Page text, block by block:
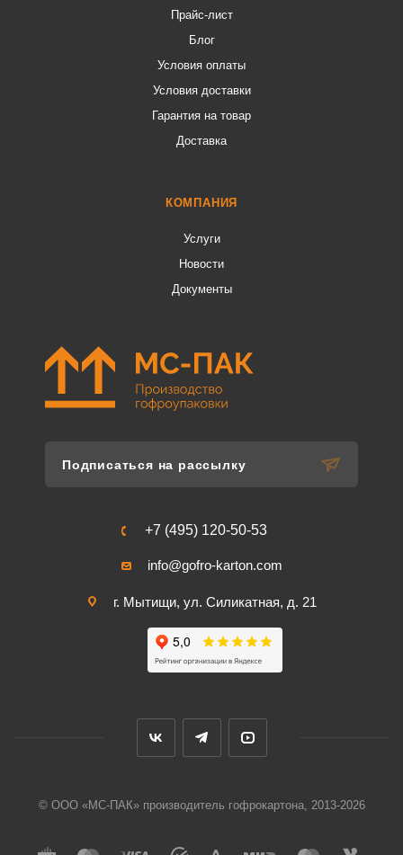
Прайс-лист
Блог
Условия оплаты
Условия доставки
Гарантия на товар
Доставка
КОМПАНИЯ
Услуги
Новости
Документы
Подписаться на рассылку
+7 (495) 120-50-53
info@gofro-karton.com
г. Мытищи, ул. Силикатная, д. 21
© ООО «МС-ПАК» производитель гофрокартона, 2013-2026